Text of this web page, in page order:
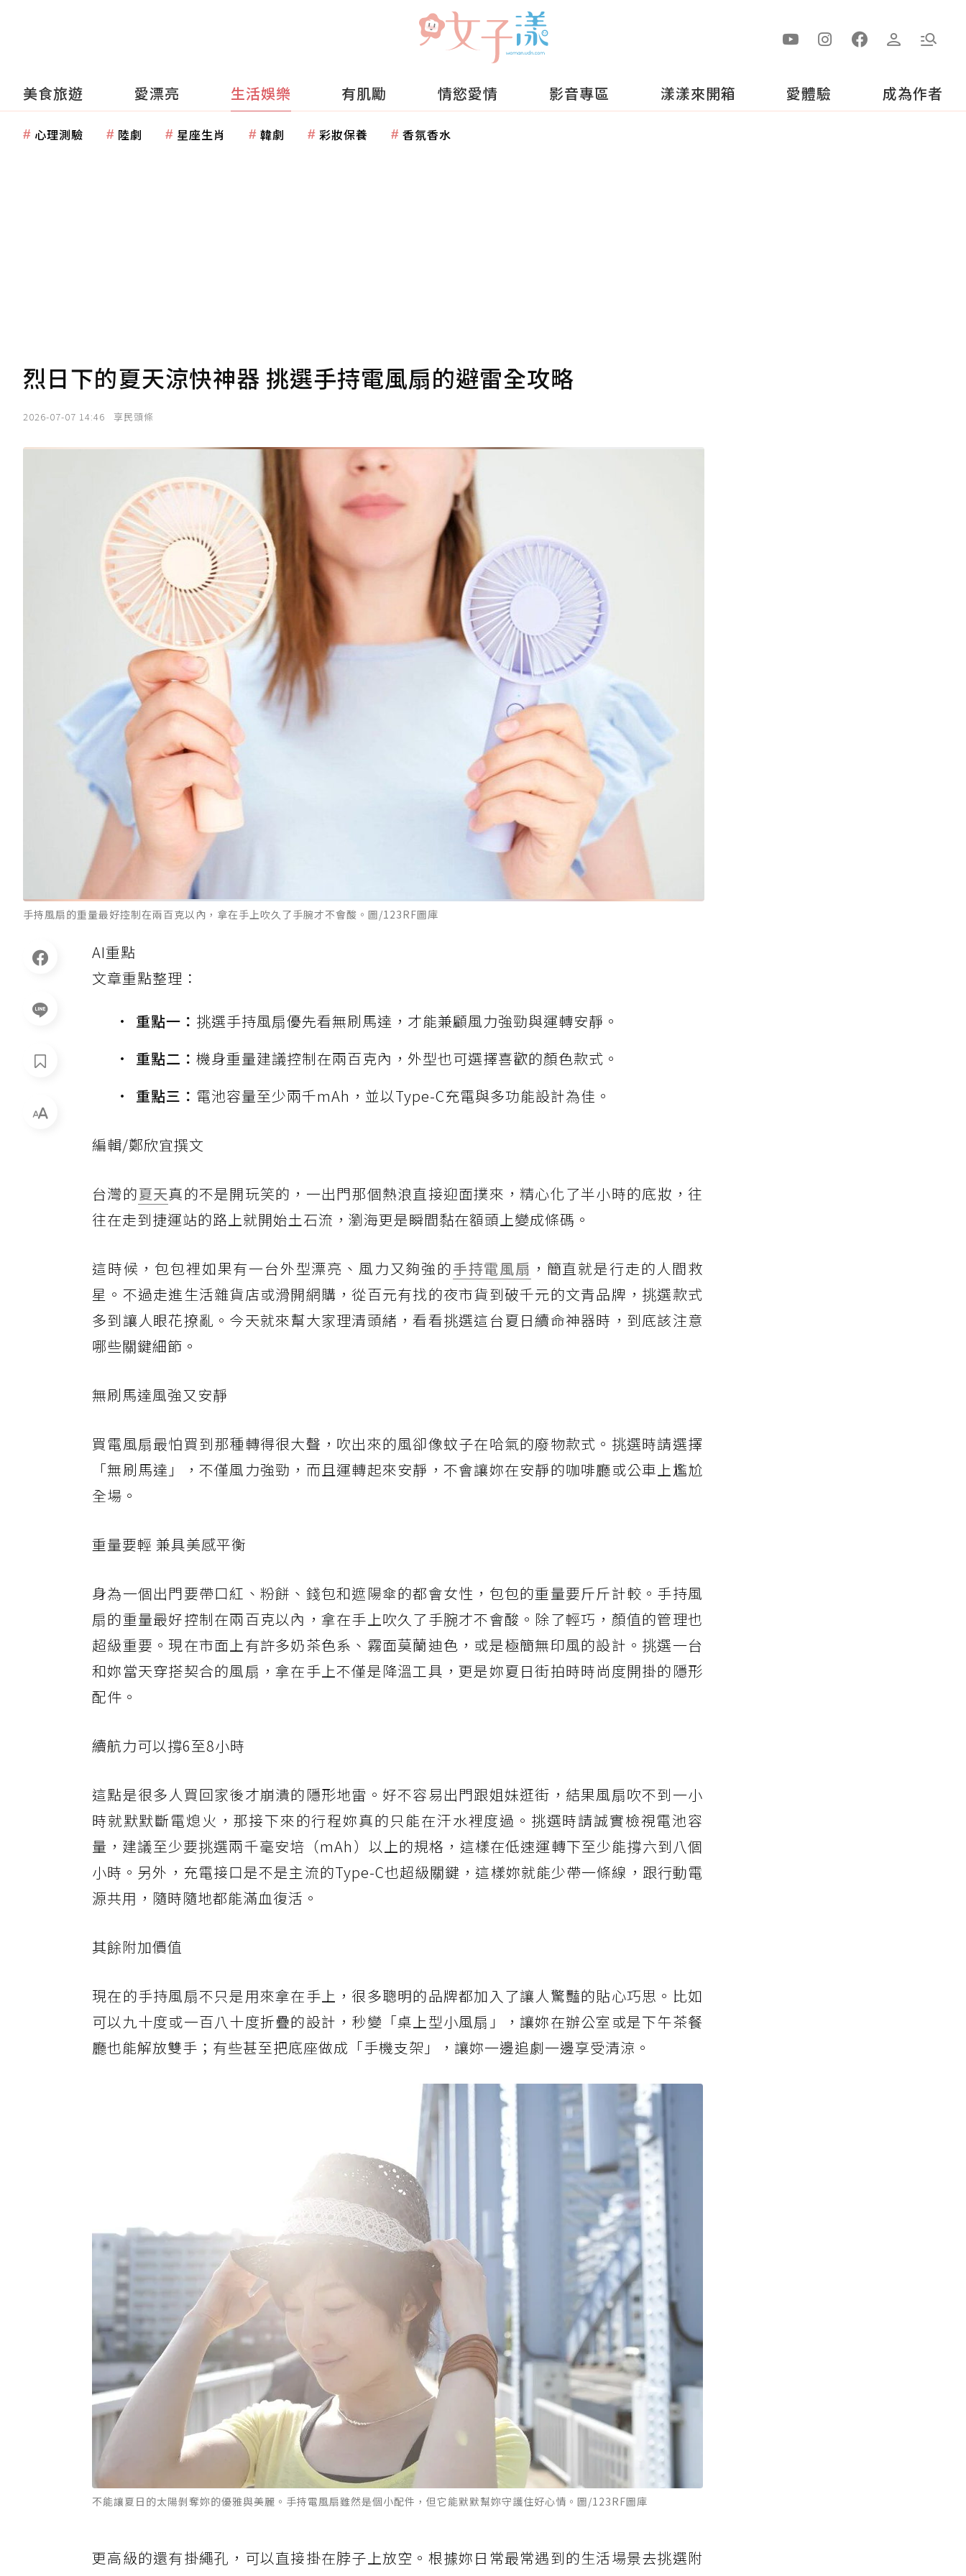
美食旅遊 愛漂亮 生活娛樂 有肌勵 情慾愛情 影音專區 漾漾來開箱 愛體驗 成為作者
心理測驗 陸劇 星座生肖 韓劇 彩妝保養 香氛香水
烈日下的夏天涼快神器 挑選手持電風扇的避雷全攻略
2026-07-07 14:46 享民頭條
手持風扇的重量最好控制在兩百克以內，拿在手上吹久了手腕才不會酸。圖/123RF圖庫
AI重點
文章重點整理：
重點一： 挑選手持風扇優先看無刷馬達，才能兼顧風力強勁與運轉安靜。
重點二： 機身重量建議控制在兩百克內，外型也可選擇喜歡的顏色款式。
重點三： 電池容量至少兩千mAh，並以Type-C充電與多功能設計為佳。
編輯/鄭欣宜撰文
台灣的夏天真的不是開玩笑的，一出門那個熱浪直接迎面撲來，精心化了半小時的底妝，往
往在走到捷運站的路上就開始土石流，瀏海更是瞬間黏在額頭上變成條碼。
這時候，包包裡如果有一台外型漂亮、風力又夠強的手持電風扇 ，簡直就是行走的人間救
星。不過走進生活雜貨店或滑開網購，從百元有找的夜市貨到破千元的文青品牌，挑選款式
多到讓人眼花撩亂。今天就來幫大家理清頭緒，看看挑選這台夏日續命神器時，到底該注意
哪些關鍵細節。
無刷馬達風強又安靜
買電風扇最怕買到那種轉得很大聲，吹出來的風卻像蚊子在哈氣的廢物款式。挑選時請選擇
「無刷馬達」，不僅風力強勁，而且運轉起來安靜，不會讓妳在安靜的咖啡廳或公車上尷尬
全場。
重量要輕 兼具美感平衡
身為一個出門要帶口紅、粉餅、錢包和遮陽傘的都會女性，包包的重量要斤斤計較。手持風
扇的重量最好控制在兩百克以內，拿在手上吹久了手腕才不會酸。除了輕巧，顏值的管理也
超級重要。現在市面上有許多奶茶色系、霧面莫蘭迪色，或是極簡無印風的設計。挑選一台
和妳當天穿搭契合的風扇，拿在手上不僅是降溫工具，更是妳夏日街拍時時尚度開掛的隱形
配件。
續航力可以撐6至8小時
這點是很多人買回家後才崩潰的隱形地雷。好不容易出門跟姐妹逛街，結果風扇吹不到一小
時就默默斷電熄火，那接下來的行程妳真的只能在汗水裡度過。挑選時請誠實檢視電池容
量，建議至少要挑選兩千毫安培（mAh）以上的規格，這樣在低速運轉下至少能撐六到八個
小時。另外，充電接口是不是主流的Type-C也超級關鍵，這樣妳就能少帶一條線，跟行動電
源共用，隨時隨地都能滿血復活。
其餘附加價值
現在的手持風扇不只是用來拿在手上，很多聰明的品牌都加入了讓人驚豔的貼心巧思。比如
可以九十度或一百八十度折疊的設計，秒變「桌上型小風扇」，讓妳在辦公室或是下午茶餐
廳也能解放雙手；有些甚至把底座做成「手機支架」，讓妳一邊追劇一邊享受清涼。
不能讓夏日的太陽剝奪妳的優雅與美麗。手持電風扇雖然是個小配件，但它能默默幫妳守護住好心情。圖/123RF圖庫
更高級的還有掛繩孔，可以直接掛在脖子上放空。根據妳日常最常遇到的生活場景去挑選附